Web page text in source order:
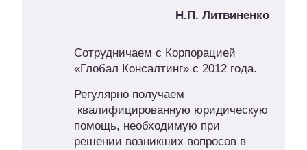
Н.П. Литвиненко
Сотрудничаем с Корпорацией
«Глобал Консалтинг» с 2012 года.
Регулярно получаем
квалифицированную юридическую
помощь, необходимую при
решении возникших вопросов в